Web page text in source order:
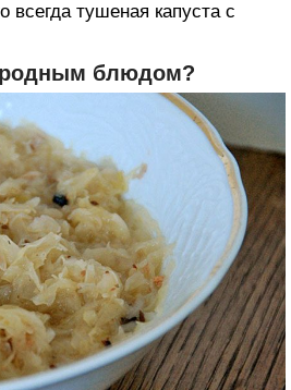
всегда тушеная капуста с
блюдом?